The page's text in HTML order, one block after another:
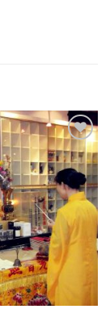
加入
「願
望清
單」